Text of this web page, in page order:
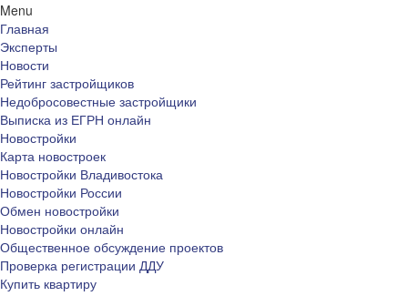
Menu
Главная
Эксперты
Новости
Рейтинг застройщиков
Недобросовестные застройщики
Выписка из ЕГРН онлайн
Новостройки
Карта новостроек
Новостройки Владивостока
Новостройки России
Обмен новостройки
Новостройки онлайн
Общественное обсуждение проектов
Проверка регистрации ДДУ
Купить квартиру